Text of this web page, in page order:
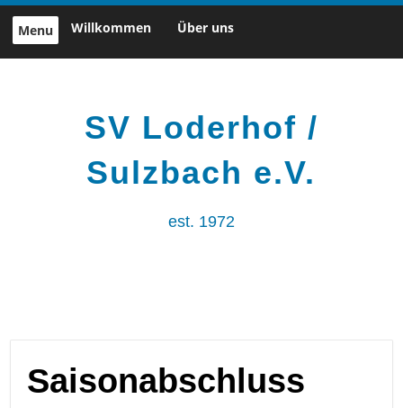
Skip
content
Menu Willkommen Über uns
SV Loderhof /
Sulzbach e.V.
est. 1972
Saisonabschluss